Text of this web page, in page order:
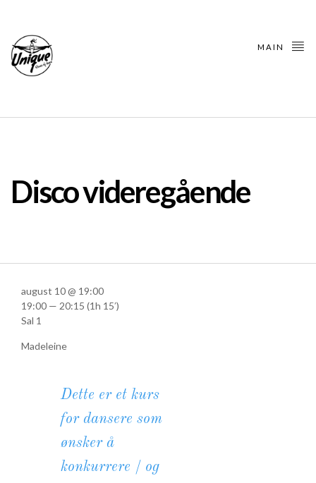
MAIN
Disco videregående
Dette er et kurs
for dansere som
ønsker å
konkurrere / og
august 10 @ 19:00
19:00 — 20:15 (1h 15′)
Sal 1
Madeleine